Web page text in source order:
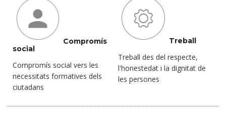
Compromís
social
Compromís social vers les
necessitats formatives dels
ciutadans
Treball
Treball des del respecte,
l'honestedat i la dignitat de
les persones